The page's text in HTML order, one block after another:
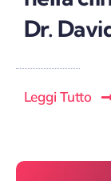
Dr.
Leggi Tutto